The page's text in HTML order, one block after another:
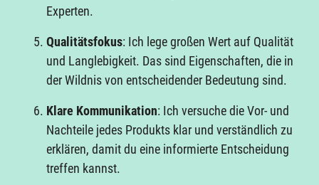
Experten.
Qualitätsfokus: Ich lege großen Wert auf Qualität
und Langlebigkeit. Das sind Eigenschaften, die in
der Wildnis von entscheidender Bedeutung sind.
Klare Kommunikation: Ich versuche die Vor- und
Nachteile jedes Produkts klar und verständlich zu
erklären, damit du eine informierte Entscheidung
treffen kannst.